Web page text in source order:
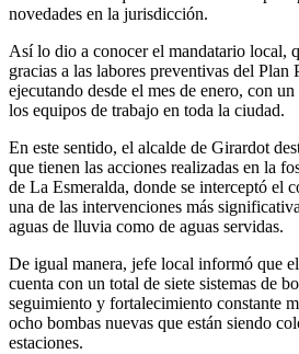
novedades en la jurisdicción.
Así lo dio a conocer el mandatario local,
gracias a las labores preventivas del Plan
ejecutando desde el mes de enero, con
los equipos de trabajo en toda la ciudad.
En este sentido, el alcalde de Girardot
que tienen las acciones realizadas en la
de La Esmeralda, donde se interceptó el
una de las intervenciones más
aguas de lluvia como de aguas servidas.
De igual manera, jefe local informó que
cuenta con un total de siete sistemas de
seguimiento y fortalecimiento constante
ocho bombas nuevas que están siendo
estaciones.